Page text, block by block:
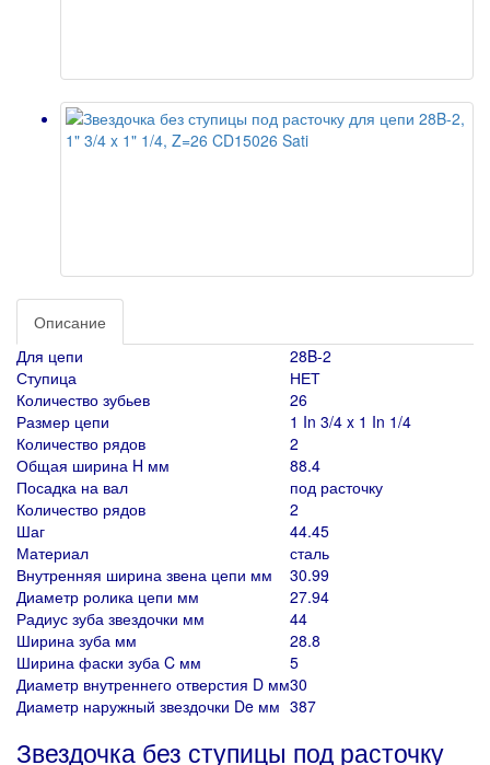
Описание
Для цепи
28B-2
Ступица
НЕТ
Количество зубьев
26
Размер цепи
1 In 3/4 x 1 In 1/4
Количество рядов
2
Общая ширина H мм
88.4
Посадка на вал
под расточку
Количество рядов
2
Шаг
44.45
Материал
сталь
Внутренняя ширина звена цепи мм
30.99
Диаметр ролика цепи мм
27.94
Радиус зуба звездочки мм
44
Ширина зуба мм
28.8
Ширина фаски зуба C мм
5
Диаметр внутреннего отверстия D мм30
Диаметр наружный звездочки De мм 387
Звездочка без ступицы под расточку